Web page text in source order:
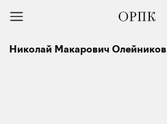
Николай Макарович Олейников